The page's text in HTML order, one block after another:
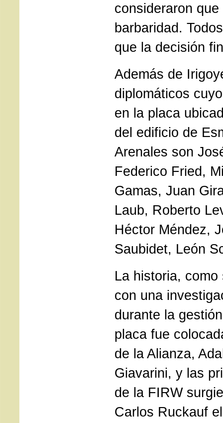
consideraron
barbaridad.
que la decisión
Además de
diplomáticos
en la placa
del edificio de
Arenales son
Federico Fried,
Gamas, Juan
Laub, Roberto
Héctor Méndez,
Saubidet, León
La historia,
con una
durante la
placa fue
de la Alianza,
Giavarini, y las
de la FIRW
Carlos Ruckauf